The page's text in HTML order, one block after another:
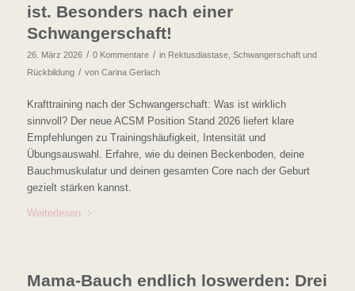
ist. Besonders nach einer
Schwangerschaft!
26. März 2026 / 0 Kommentare / in Rektusdiastase, Schwangerschaft und
Rückbildung / von Carina Gerlach
Krafttraining nach der Schwangerschaft: Was ist wirklich
sinnvoll? Der neue ACSM Position Stand 2026 liefert klare
Empfehlungen zu Trainingshäufigkeit, Intensität und
Übungsauswahl. Erfahre, wie du deinen Beckenboden, deine
Bauchmuskulatur und deinen gesamten Core nach der Geburt
gezielt stärken kannst.
Weiterlesen
Mama-Bauch endlich loswerden: Drei